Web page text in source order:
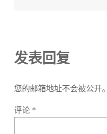
发表回复
您的邮箱地址不会被公开。
评论 *